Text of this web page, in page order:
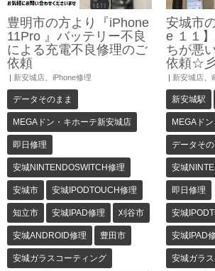
豊明市の方より『iPhone
11Pro 』バッテリー不良
による充電不良修理のご
依頼
| 新安城店 iPhone修理
データそのまま
MEGAドン・キホーテ新安城店
即日修理
安城NINTENDOSWITCH修理
安城市 安城IPODTOUCH修理
知立市 安城IPAD修理 刈谷市
安城ANDROID修理 豊田市
安城ガラスコーティング
安城市
e １１
ちが悪
依頼☆
| 新安城店
新安城駅
MEGAド
データその
安城
即日修理
安城
安城IPAD
安城ガラ